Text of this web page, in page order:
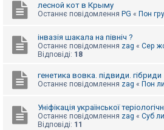
з
п
в
д
лесной кот в Крыму
Останнє повідомлення PG « Пон
інвазія шакала на північ ?
Останнє повідомлення zag « Сер
Відповіді: 18
генетика вовка. підвиди. гібриди
Останнє повідомлення zag « Пон
Уніфікація української
Останнє повідомлення zag « Суб
Відповіді: 11